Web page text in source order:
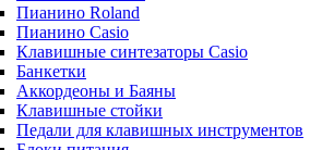
Пианино Roland
Пианино Casio
Клавишные синтезаторы Casio
Банкетки
Аккордеоны и Баяны
Клавишные стойки
Педали для клавишных инструментов